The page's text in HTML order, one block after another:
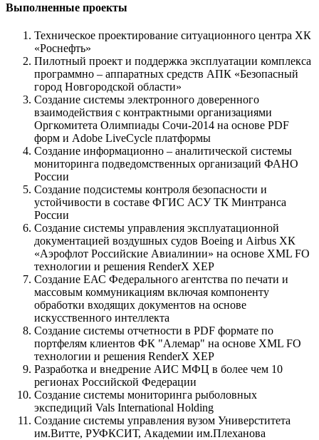
Выполненные проекты
Техническое проектирование ситуационного центра ХК
«Роснефть»
Пилотный проект и поддержка эксплуатации комплекса
программно – аппаратных средств АПК «Безопасный
город Новгородской области»
Создание системы электронного доверенного
взаимодействия с контрактными организациями
Оргкомитета Олимпиады Сочи-2014 на основе PDF
форм и Adobe LiveCycle платформы
Создание информационно – аналитической системы
мониторинга подведомственных организаций ФАНО
России
Создание подсистемы контроля безопасности и
устойчивости в составе ФГИС АСУ ТК Минтранса
России
Создание системы управления эксплуатационной
документацией воздушных судов Boeing и Airbus ХК
«Аэрофлот Российские Авиалинии» на основе XML FO
технологии и решения RenderX XEP
Создание ЕАС Федерального агентства по печати и
массовым коммуникациям включая компоненту
обработки входящих документов на основе
искусственного интеллекта
Создание системы отчетности в PDF формате по
портфелям клиентов ФК "Алемар" на основе XML FO
технологии и решения RenderX XEP
Разработка и внедрение АИС МФЦ в более чем 10
регионах Российской Федерации
Создание системы мониторинга рыболовных
экспедиций Vals International Holding
Создание системы управления вузом Универститета
им.Витте, РУФКСИТ, Академии им.Плеханова